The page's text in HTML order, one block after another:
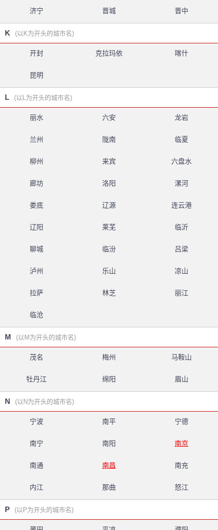
济宁 晋城 晋中
K (以K为开头的城市名)
开封 克拉玛依 喀什
昆明
L (以L为开头的城市名)
丽水 六安 龙岩
兰州 陇南 临夏
柳州 来宾 六盘水
廊坊 洛阳 漯河
娄底 辽源 连云港
辽阳 莱芜 临沂
聊城 临汾 吕梁
泸州 乐山 凉山
拉萨 林芝 丽江
临沧
M (以M为开头的城市名)
茂名 梅州 马鞍山
牡丹江 绵阳 眉山
N (以N为开头的城市名)
宁波 南平 宁德
南宁 南阳 南京
南通 南昌 南充
内江 那曲 怒江
P (以P为开头的城市名)